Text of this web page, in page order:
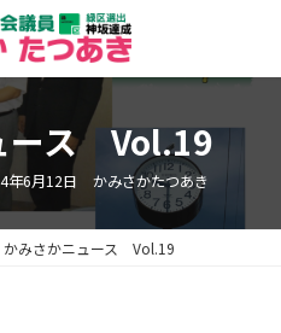
ース Vol.19
年6月12日 かみさかたつあき
かみさかニュース Vol.19